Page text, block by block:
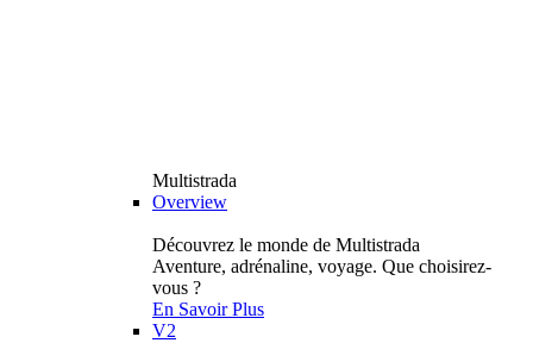
Multistrada
Overview
Découvrez le monde de Multistrada
Aventure, adrénaline, voyage. Que choisirez-
vous ?
En Savoir Plus
V2